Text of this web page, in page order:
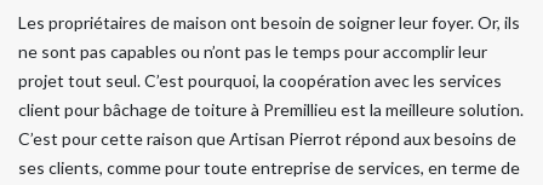
Les propriétaires de maison ont besoin de soigner leur foyer. Or, ils
ne sont pas capables ou n’ont pas le temps pour accomplir leur
projet tout seul. C’est pourquoi, la coopération avec les services
client pour bâchage de toiture à Premillieu est la meilleure solution.
C’est pour cette raison que Artisan Pierrot répond aux besoins de
ses clients, comme pour toute entreprise de services, en terme de